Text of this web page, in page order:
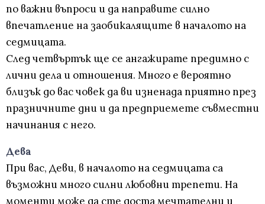
по важни въпроси и да направите силно
впечатление на заобикалящите в началото на
седмицата.
След четвъртък ще се ангажирате предимно с
лични дела и отношения. Много е вероятно
близък до вас човек да ви изненада приятно през
празничните дни и да предприемете съвместни
начинания с него.
Дева
При вас, Деви, в началото на седмицата са
възможни много силни любовни трепети. На
моменти може да сте доста мечтателни и